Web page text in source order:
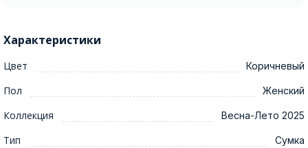
Характеристики
Цвет Коричневый
Пол Женский
Коллекция Весна-Лето 2025
Тип Сумка